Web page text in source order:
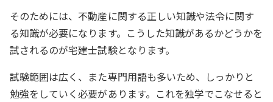
そのためには、不動産に関する正しい知識や法令に関す
る知識が必要になります。こうした知識があるかどうかを
試されるのが宅建士試験となります。
試験範囲は広く、また専門用語も多いため、しっかりと
勉強をしていく必要があります。これを独学でこなせると